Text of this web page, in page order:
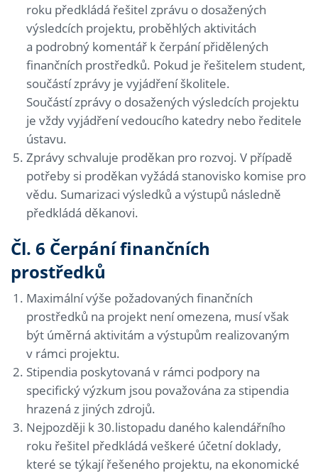
roku předkládá řešitel zprávu o dosažených
výsledcích projektu, proběhlých aktivitách
a podrobný komentář k čerpání přidělených
finančních prostředků. Pokud je řešitelem student,
součástí zprávy je vyjádření školitele.
Součástí zprávy o dosažených výsledcích projektu
je vždy vyjádření vedoucího katedry nebo ředitele
ústavu.
Zprávy schvaluje proděkan pro rozvoj. V případě
potřeby si proděkan vyžádá stanovisko komise pro
vědu. Sumarizaci výsledků a výstupů následně
předkládá děkanovi.
Čl. 6 Čerpání finančních
prostředků
Maximální výše požadovaných finančních
prostředků na projekt není omezena, musí však
být úměrná aktivitám a výstupům realizovaným
v rámci projektu.
Stipendia poskytovaná v rámci podpory na
specifický výzkum jsou považována za stipendia
hrazená z jiných zdrojů.
Nejpozději k 30.listopadu daného kalendářního
roku řešitel předkládá veškeré účetní doklady,
které se týkají řešeného projektu, na ekonomické